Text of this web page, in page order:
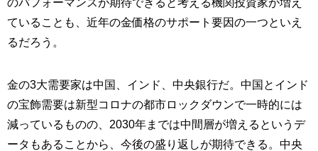
ていることも、近年の金価格のサポート要因の一つといえ
るだろう。
金の3大需要家は中国、インド、中央銀行だ。中国とインド
の宝飾需要は新型コロナの都市ロックダウンで一時的には
減っているものの、2030年までは中間層が増えるというデ
ータもあることから、今後の盛り返しが期待できる。中央